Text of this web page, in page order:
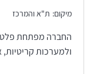
מיקום: ת"א והמרכז
החברה מפתחת
ולמערכות